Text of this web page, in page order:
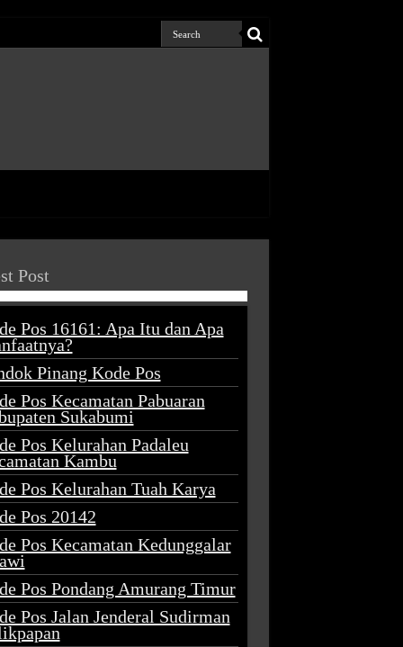
Post
Pos 16161: Apa Itu dan Apa
Pinang Kode Pos
Pos Kecamatan Pabuaran
Sukabumi
Pos Kelurahan Padaleu
Kambu
Pos Kelurahan Tuah Karya
Pos 20142
Pos Kecamatan Kedunggalar
Pos Pondang Amurang Timur
Pos Jalan Jenderal Sudirman